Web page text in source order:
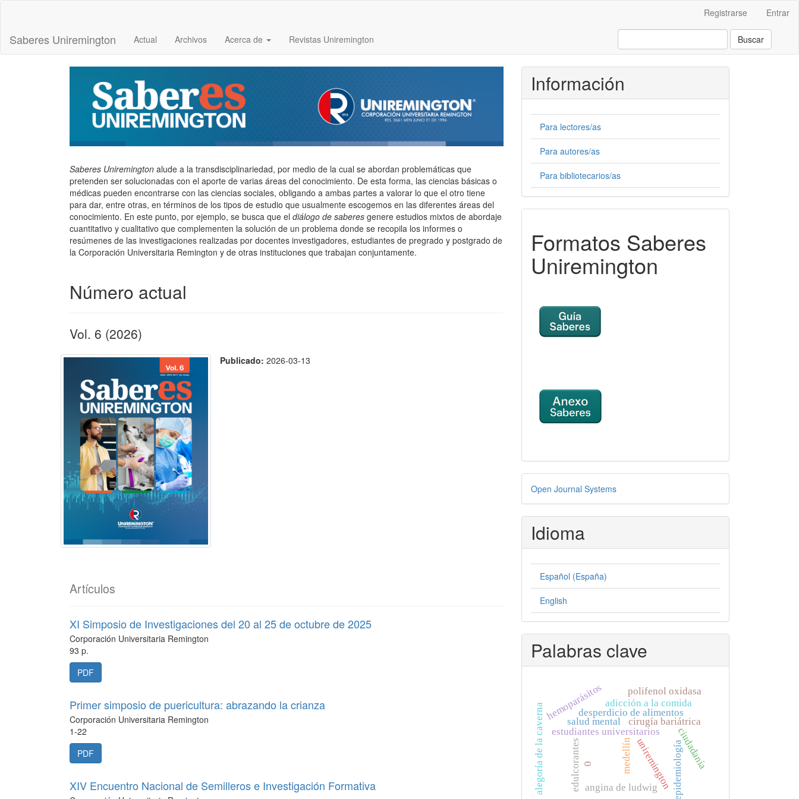
principal
Barra
Registrarse Entrar
Saberes Uniremington Actual Archivos Acerca de Revistas Uniremington Buscar
Saberes Uniremington alude a la transdisciplinariedad, por medio de la cual se abordan problemáticas que
pretenden ser solucionadas con el aporte de varias áreas del conocimiento. De esta forma, las ciencias básicas o
médicas pueden encontrarse con las ciencias sociales, obligando a ambas partes a valorar lo que el otro tiene
para dar, entre otras, en términos de los tipos de estudio que usualmente escogemos en las diferentes áreas del
conocimiento. En este punto, por ejemplo, se busca que el diálogo de saberes genere estudios mixtos de abordaje
cuantitativo y cualitativo que complementen la solución de un problema donde se recopila los informes o
resúmenes de las investigaciones realizadas por docentes investigadores, estudiantes de pregrado y postgrado de
la Corporación Universitaria Remington y de otras instituciones que trabajan conjuntamente.
Número actual
Vol. 6 (2026)
Publicado:2026-03-13
Artículos
XI Simposio de Investigaciones del 20 al 25 de octubre de 2025
Corporación Universitaria Remington
93 p.
PDF
Primer simposio de puericultura: abrazando la crianza
Corporación Universitaria Remington
1-22
PDF
XIV Encuentro Nacional de Semilleros e Investigación Formativa
Información
Para lectores/as
Para autores/as
Para bibliotecarios/as
Saberes
Formatos Saberes
Uniremington
Desarrollado
por
Open Journal Systems
Idioma
Español (España)
English
Palabras clave
uniremington
estudiantes universitarios
angina de ludwig
edulcorantes
cirugía bariátrica
desperdicio de alimentos
adicción a la comida
polifenol oxidasa
hemoparásitos
0 medellín epidemiología
salud mental
ciudadanía
alegoría de la caverna